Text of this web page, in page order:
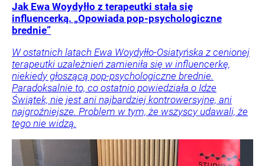
Jak Ewa Woydyłło z terapeutki stała się
influencerką. „Opowiada pop-psychologiczne
brednie”
W ostatnich latach Ewa Woydyłło-Osiatyńska z cenionej
terapeutki uzależnień zamieniła się w influencerkę,
niekiedy głoszącą pop-psychologiczne brednie.
Paradoksalnie to, co ostatnio powiedziała o Idze
Świątek, nie jest ani najbardziej kontrowersyjne, ani
najgroźniejsze. Problem w tym, że wszyscy udawali, że
tego nie widzą.